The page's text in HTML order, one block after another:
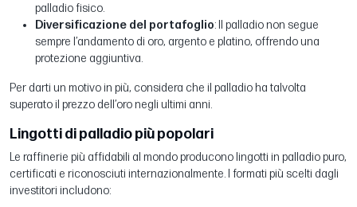
palladio fisico.
Diversificazione del portafoglio: Il palladio non segue
sempre l’andamento di oro, argento e platino, offrendo una
protezione aggiuntiva.
Per darti un motivo in più, considera che il palladio ha talvolta
superato il prezzo dell’oro negli ultimi anni.
Lingotti di palladio più popolari
Le raffinerie più affidabili al mondo producono lingotti in palladio puro,
certificati e riconosciuti internazionalmente. I formati più scelti dagli
investitori includono: